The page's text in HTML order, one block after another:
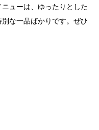
ューは、ゆったりとした
な一品ばかりです。ぜひ